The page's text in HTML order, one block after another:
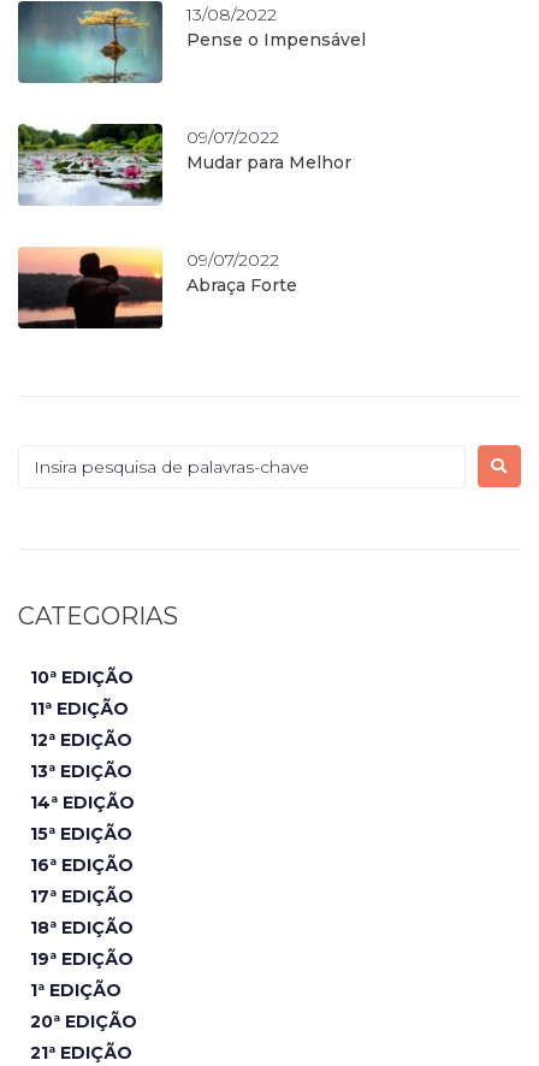
13/08/2022
Pense o Impensável
09/07/2022
Mudar para Melhor
09/07/2022
Abraça Forte
CATEGORIAS
10ª EDIÇÃO
11ª EDIÇÃO
12ª EDIÇÃO
13ª EDIÇÃO
14ª EDIÇÃO
15ª EDIÇÃO
16ª EDIÇÃO
17ª EDIÇÃO
18ª EDIÇÃO
19ª EDIÇÃO
1ª EDIÇÃO
20ª EDIÇÃO
21ª EDIÇÃO